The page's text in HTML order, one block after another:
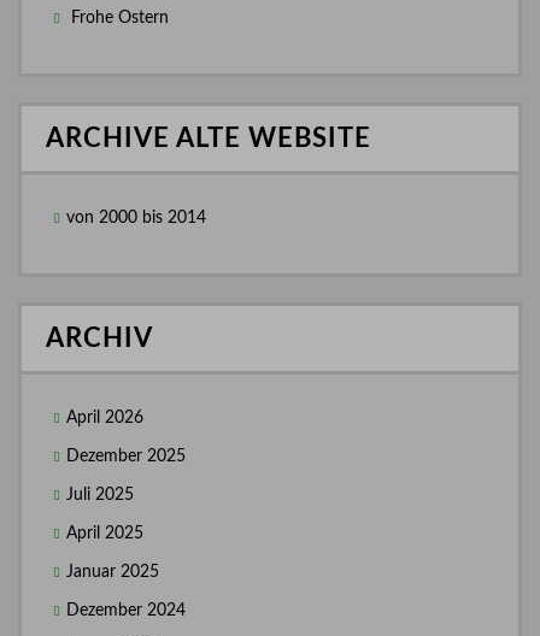
Frohe Ostern
ARCHIVE ALTE WEBSITE
von 2000 bis 2014
ARCHIV
April 2026
Dezember 2025
Juli 2025
April 2025
Januar 2025
Dezember 2024